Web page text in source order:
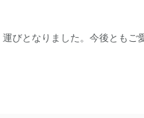
びとなりました。今後とも